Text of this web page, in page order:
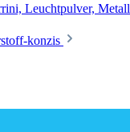
Leuchtpulver, Metall
konzis